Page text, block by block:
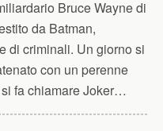
Bruce Wayne di
da Batman,
di criminali. Un giorno si
con un perenne
fa chiamare Joker…